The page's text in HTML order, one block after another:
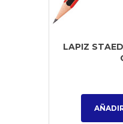
LAPIZ